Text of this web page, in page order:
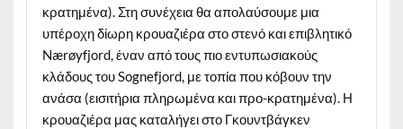
κρατημένα). Στη συνέχεια θα απολαύσουμε μια
υπέροχη δίωρη κρουαζιέρα στο στενό και επιβλητικό
Nærøyfjord, έναν από τους πιο εντυπωσιακούς
κλάδους του Sognefjord, με τοπία που κόβουν την
ανάσα (εισιτήρια πληρωμένα και προ-κρατημένα). Η
κρουαζιέρα μας καταλήγει στο Γκουντβάγκεν